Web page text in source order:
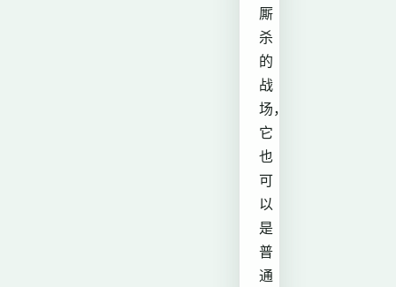
厮
杀
的
战
场，
它
也
可
以
是
普
通